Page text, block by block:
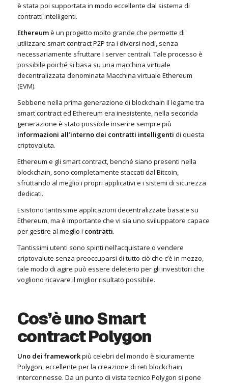
è stata poi supportata in modo eccellente dal sistema di
contratti intelligenti.
Ethereumè un progetto molto grande che permette di
utilizzare smart contract P2P tra i diversi nodi, senza
necessariamente sfruttare i server centrali. Tale processo è
possibile poiché si basa su una macchina virtuale
decentralizzata denominata Macchina virtuale Ethereum
(EVM).
Sebbene nella prima generazione di blockchain il legame tra
smart contract ed Ethereum era inesistente, nella seconda
generazione è stato possibile inserire sempre più
informazioni all’interno dei contratti intelligenti di questa
criptovaluta.
Ethereum e gli smart contract, benché siano presenti nella
blockchain, sono completamente staccati dal Bitcoin,
sfruttando al meglio i propri applicativi e i sistemi di sicurezza
dedicati.
Esistono tantissime applicazioni decentralizzate basate su
Ethereum, ma è importante che vi sia uno sviluppatore capace
per gestire al meglio i contratti.
Tantissimi utenti sono spinti nell’acquistare o vendere
criptovalute senza preoccuparsi di tutto ciò che c’è in mezzo,
tale modo di agire può essere deleterio per gli investitori che
vogliono ricavare il miglior risultato possibile.
Cos’è uno Smart
contract Polygon
Uno dei frameworkpiù celebri del mondo è sicuramente
Polygon, eccellente per la creazione di reti blockchain
interconnesse. Da un punto di vista tecnico Polygon si pone